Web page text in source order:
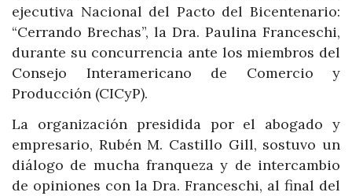
ejecutiva Nacional del Pacto del Bicentenario:
“Cerrando Brechas”, la Dra. Paulina Franceschi,
durante su concurrencia ante los miembros del
Consejo Interamericano de Comercio y
Producción (CICyP).
La organización presidida por el abogado y
empresario, Rubén M. Castillo Gill, sostuvo un
diálogo de mucha franqueza y de intercambio
de opiniones con la Dra. Franceschi, al final del